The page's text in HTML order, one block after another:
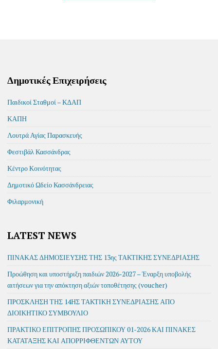
Δημοτικές Επιχειρήσεις
Παιδικοί Σταθμοί – ΚΔΑΠ
ΚΑΠΗ
Λουτρά Αγίας Παρασκευής
Φεστιβάλ Κασσάνδρας
Κέντρο Κοινότητας
Δημοτικό Ωδείο Κασσάνδρειας
Φιλαρμονική
LATEST NEWS
ΠΙΝΑΚΑΣ ΔΗΜΟΣΙΕΥΣΗΣ ΤΗΣ 13ης ΤΑΚΤΙΚΗΣ ΣΥΝΕΔΡΙΑΣΗΣ
Προώθηση και υποστήριξη παιδιών 2026-2027 – Έναρξη υποβολής
αιτήσεων για την απόκτηση αξιών τοποθέτησης (voucher)
ΠΡΟΣΚΛΗΣΗ ΤΗΣ 14ΗΣ ΤΑΚΤΙΚΗ ΣΥΝΕΔΡΙΑΣΗΣ ΑΠΟ
ΔΙΟΙΚΗΤΙΚΟ ΣΥΜΒΟΥΛΙΟ
ΠΡΑΚΤΙΚΟ ΕΠΙΤΡΟΠΗΣ ΠΡΟΣΩΠΙΚΟΥ 01-2026 ΚΑΙ ΠΙΝΑΚΕΣ
ΚΑΤΑΤΑΞΗΣ ΚΑΙ ΑΠΟΡΡΙΦΘΕΝΤΩΝ ΑΥΤΟΥ